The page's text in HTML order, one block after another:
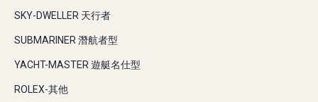
SKY-DWELLER 天行者
SUBMARINER 潛航者型
YACHT-MASTER 遊艇名仕型
ROLEX-其他